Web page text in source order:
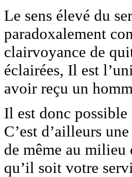
Le sens élevé du
paradoxalement
clairvoyance de
éclairées, Il est
avoir reçu un
Il est donc possible
C’est d’ailleurs
de même au
qu’il soit votre